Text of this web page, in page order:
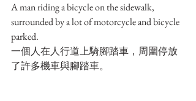
A man riding a bicycle on the sidewalk,
surrounded by a lot of motorcycle and bicycle
parked.
一個人在人行道上騎腳踏車，周圍停放
了許多機車與腳踏車。